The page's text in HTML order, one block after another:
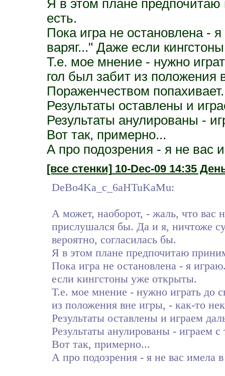
Я в этом плане предпочитаю
есть.
Пока игра не остановлена -
варяг..." Даже если
Т.е. мое мнение - нужно
гол был забит из положения
Пораженчеством попахивает.
Результаты оставлены и
Результаты анулированы -
Вот так, примерно...
А про подозрения - я не вас
[все стенки]10-Dec-09 14:35
DeBo4Ka_c_6aHTuKaMu:
А может, наоборот, - жаль, что вас
прислушался бы. Да и я, ничтоже
вероятно, согласилась бы.
Я в этом плане предпочитаю
Пока игра не остановлена - я
если кингстоны уже открыты.
Т.е. мое мнение - нужно играть до
из положения вне игры, - как-то
Результаты оставлены и играем
Результаты анулированы - играем с
Вот так, примерно...
А про подозрения - я не вас имела